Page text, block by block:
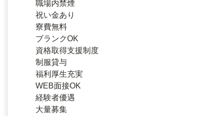
職場内禁煙
祝い金あり
寮費無料
ブランクOK
資格取得支援制度
制服貸与
福利厚生充実
WEB面接OK
経験者優遇
大量募集